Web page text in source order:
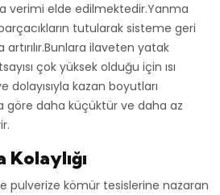
verimi elde edilmektedir.Yanma
tutularak sisteme geri
ilaveten yatak
çok yüksek olduğu için ısı
dolayısıyla kazan boyutları
göre daha küçüktür ve daha az
Kolaylığı
pulverize kömür tesislerine nazaran